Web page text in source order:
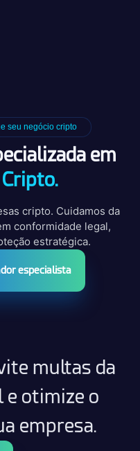
seu negócio cripto
em
cripto. Cuidamos da
conformidade legal,
estratégica.
especialista
multas da
e otimize o
empresa.